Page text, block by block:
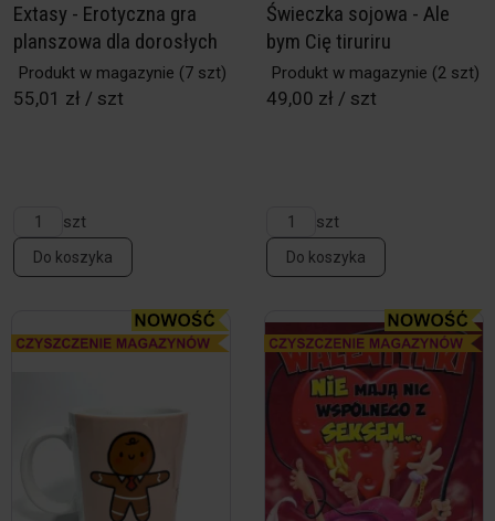
Extasy - Erotyczna gra
planszowa dla dorosłych
Produkt w magazynie (7 szt)
55,01 zł / szt
szt
Do koszyka
Świeczka sojowa - Ale
bym Cię tiruriru
Produkt w magazynie (2 szt)
49,00 zł / szt
szt
Do koszyka